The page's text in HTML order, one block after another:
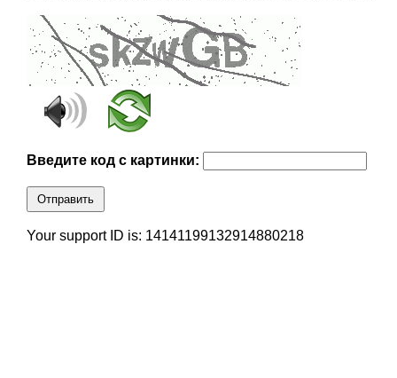
Введите код с картинки:
Отправить
Your support ID is: 14141199132914880218